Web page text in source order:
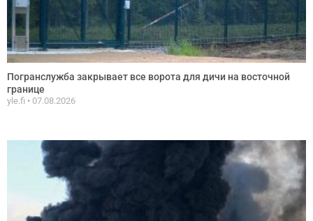
Погранслужба закрывает все ворота для дичи на восточной
границе
yle.fi 07.08.2026